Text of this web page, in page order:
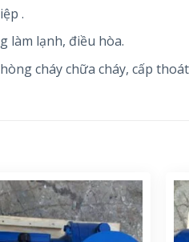
.
làm lạnh, điều hòa.
cháy chữa cháy, cấp